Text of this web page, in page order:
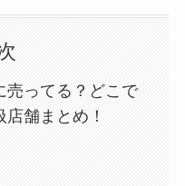
ってる？販売終了で
？
売ってる？どこで
舗まとめ！